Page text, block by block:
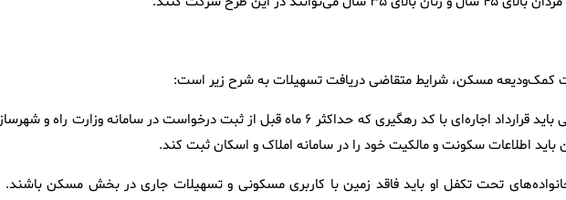
دارای قرارداد اجاره با کد رهگیری: متقاضی باید قرارداد اجاره‌ای با کد رهگیری که حداکثر ۶ ماه قبل از ثبت درخواست در سامانه وزارت راه و
اطلاعات سکونت و مالکیت خود را در سامانه املاک و اسکان ثبت کند.
تحت تکفل او باید فاقد زمین با کاربری مسکونی و تسهیلات جاری در بخش مسکن باشند.